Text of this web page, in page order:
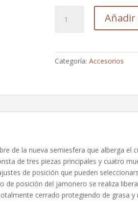
Pectus
jamonero
afinox).
Categoría:Accesorios
de la nueva semiesfera que alberga el
de tres piezas principales y cuatro
de posición que pueden
de posición del jamonero se realiza
cerrado protegiendo de grasa